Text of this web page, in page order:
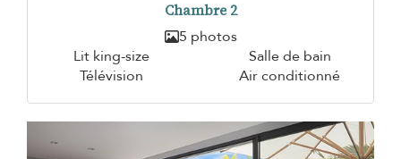
Chambre 2
5 photos
Lit king-size
Salle de bain
Télévision
Air conditionné